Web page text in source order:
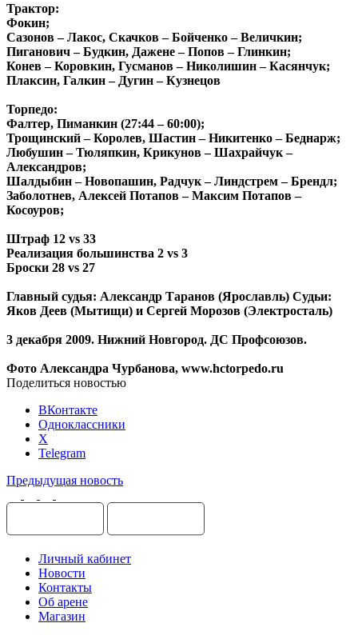
Трактор:
Фокин;
Сазонов – Лакос, Скачков – Бойченко – Величкин;
Пиганович – Будкин, Дажене – Попов – Глинкин;
Конев – Коровкин, Гусманов – Николишин – Касянчук;
Плаксин, Галкин – Дугин – Кузнецов
Торпедо:
Фалтер, Пиманкин (27:44 – 60:00);
Трощинский – Королев, Шастин – Никитенко – Беднарж;
Любушин – Тюляпкин, Крикунов – Шахрайчук –
Александров;
Шалдыбин – Новопашин, Радчук – Линдстрем – Брендл;
Заболотнев, Алексей Потапов – Максим Потапов –
Косоуров;
Штраф 12 vs 33
Реализация большинства 2 vs 3
Броски 28 vs 27
Главный судья: Александр Таранов (Ярославль) Судьи:
Яков Деев (Мытищи) и Сергей Морозов (Электросталь)
3 декабря 2009. Нижний Новгород. ДС Профсоюзов.
Фото Александра Чурбанова, www.hctorpedo.ru
Поделиться новостью
ВКонтакте
Одноклассники
X
Telegram
Предыдущая новость
Личный кабинет
Новости
Контакты
Об арене
Магазин